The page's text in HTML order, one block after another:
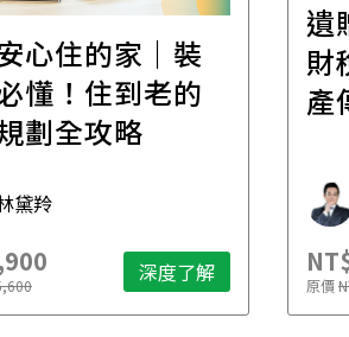
心住的家｜裝
懂！住到老的
劃全攻略
黛羚
深度了解
遺
財
產
原價